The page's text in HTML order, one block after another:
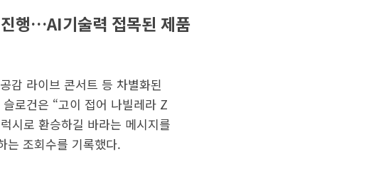
행…AI기술력 접목된 제품
감 라이브 콘서트 등 차별화된
로건은 “고이 접어 나빌레라 Z
시로 환승하길 바라는 메시지를
는 조회수를 기록했다.